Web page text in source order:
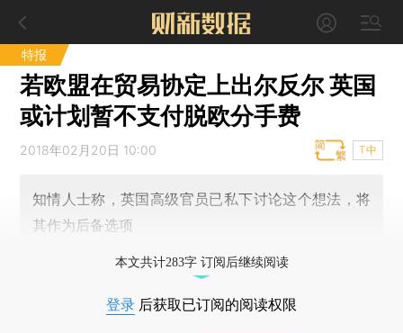
特报
若欧盟在贸易协定上出尔反尔 英国
或计划暂不支付脱欧分手费
2018年02月20日 10:00 T中
知情人士称，英国高级官员已私下讨论这个想法，将
其作为后备选项
本文共计283字 订阅后继续阅读
登录 后获取已订阅的阅读权限